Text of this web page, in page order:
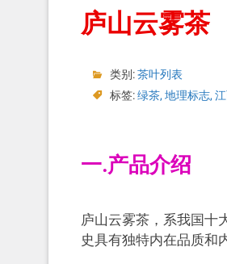
庐山云雾茶
类别:茶叶列表
标签:绿茶, 地理标志,
一.产品介绍
庐山云雾茶，系我国十
史具有独特内在品质和